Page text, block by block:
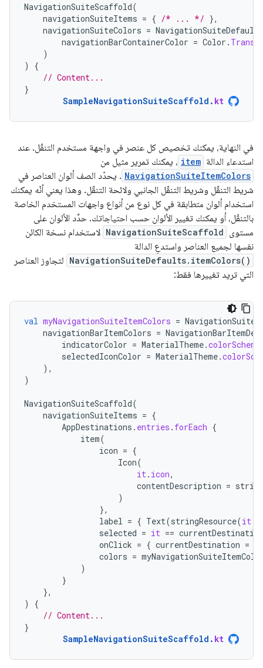
NavigationSuiteScaffold(
navigationSuiteItems = { /* ... */ },
navigationSuiteColors = NavigationSuiteDefaults
navigationBarContainerColor = Color .
)
)
{
// Content...
}
SampleNavigationSuiteScaffold . kt
في النهاية، يمكنك تخصيص كل عنصر في واجهة مستخدم التنقّل. عند
استدعاء الدالة item ، يمكنك تمرير مثيل من
NavigationSuiteItemColors . يحدّد الصف ألوان العناصر في
شريط التنقّل وشريط التنقّل الجانبي ولائحة التنقّل. وهذا يعني أنّه يمكنك
استخدام ألوان متطابقة في كل نوع من أنواع واجهات المستخدم الخاصة
بالتنقّل، أو يمكنك تغيير الألوان حسب احتياجاتك. حدِّد الألوان على
مستوى NavigationSuiteScaffold لاستخدام نسخة الكائن
نفسها لجميع العناصر واستدعِ الدالة
NavigationSuiteDefaults.itemColors() لتجاوز العناصر
التي تريد تغييرها فقط:
val myNavigationSuiteItemColors =
navigationBarItemColors =
indicatorColor = MaterialTheme.colorScheme
selectedIconColor = MaterialTheme.
),
)
NavigationSuiteScaffold(
navigationSuiteItems = {
AppDestinations . entries . forEach {
item(
icon = {
Icon(
it . icon,
contentDescription =
)
},
label = { Text(stringResource(it
selected = it == currentDestination
onClick = { currentDestination =
colors =
)
}
},
)
{
// Content...
}
SampleNavigationSuiteScaffold . kt